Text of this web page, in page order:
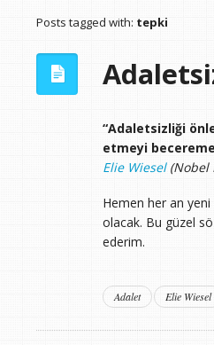
Posts tagged with: tepki
“Adaletsizliği
etmeyi
Elie Wiesel(Nobel
Hemen her an yeni
olacak. Bu güzel
ederim.
Adalet Elie Wiesel